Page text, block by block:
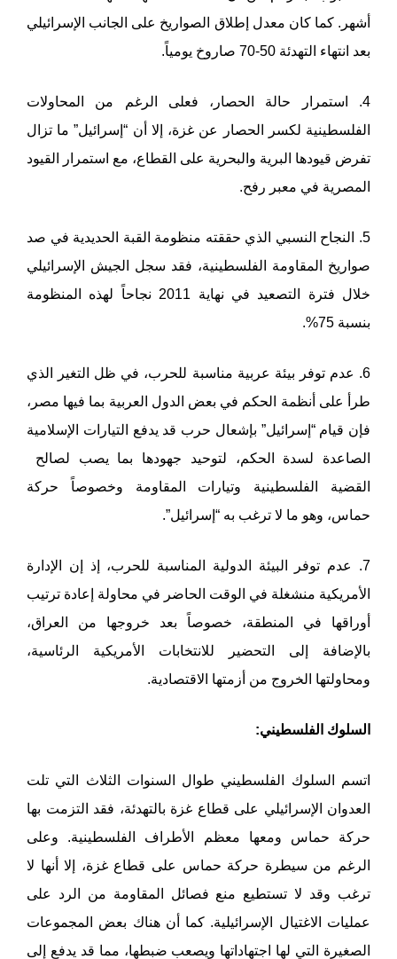
أشهر. كما كان معدل إطلاق الصواريخ على الجانب الإسرائيلي
بعد انتهاء التهدئة 50-70 صاروخ يومياً.
4. استمرار حالة الحصار، فعلى الرغم من المحاولات
الفلسطينية لكسر الحصار عن غزة، إلا أن “إسرائيل” ما تزال
تفرض قيودها البرية والبحرية على القطاع، مع استمرار القيود
المصرية في معبر رفح.
5. النجاح النسبي الذي حققته منظومة القبة الحديدية في صد
صواريخ المقاومة الفلسطينية، فقد سجل الجيش الإسرائيلي
خلال فترة التصعيد في نهاية 2011 نجاحاً لهذه المنظومة
بنسبة 75%.
6. عدم توفر بيئة عربية مناسبة للحرب، في ظل التغير الذي
طرأ على أنظمة الحكم في بعض الدول العربية بما فيها مصر،
فإن قيام “إسرائيل” بإشعال حرب قد يدفع التيارات الإسلامية
الصاعدة لسدة الحكم، لتوحيد جهودها بما يصب لصالح
القضية الفلسطينية وتيارات المقاومة وخصوصاً حركة
حماس، وهو ما لا ترغب به “إسرائيل”.
7. عدم توفر البيئة الدولية المناسبة للحرب، إذ إن الإدارة
الأمريكية منشغلة في الوقت الحاضر في محاولة إعادة ترتيب
أوراقها في المنطقة، خصوصاً بعد خروجها من العراق،
بالإضافة إلى التحضير للانتخابات الأمريكية الرئاسية،
ومحاولتها الخروج من أزمتها الاقتصادية.
السلوك الفلسطيني:
اتسم السلوك الفلسطيني طوال السنوات الثلاث التي تلت
العدوان الإسرائيلي على قطاع غزة بالتهدئة، فقد التزمت بها
حركة حماس ومعها معظم الأطراف الفلسطينية. وعلى
الرغم من سيطرة حركة حماس على قطاع غزة، إلا أنها لا
ترغب وقد لا تستطيع منع فصائل المقاومة من الرد على
عمليات الاغتيال الإسرائيلية. كما أن هناك بعض المجموعات
الصغيرة التي لها اجتهاداتها ويصعب ضبطها، مما قد يدفع إلى